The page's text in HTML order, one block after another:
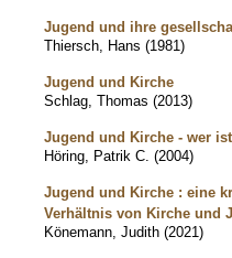
Jugend und ihre
Thiersch, Hans (1981)
Jugend und Kirche
Schlag, Thomas (2013)
Jugend und Kirche - wer
Höring, Patrik C. (2004)
Jugend und Kirche : eine
Verhältnis von Kirche und
Könemann, Judith (2021)